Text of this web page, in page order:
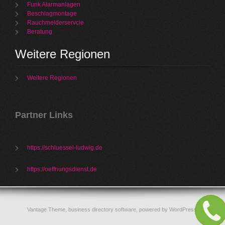
Funk Alarmanlagen
Beschlagmontage
Rauchmelderservcie
Beratung
Weitere Regionen
Weitere Regionen
Partner Links
https://schluessel-ludwig.de
https://oeffnungsdienst.de
Vantage Theme, business directory software, powered by WordPress